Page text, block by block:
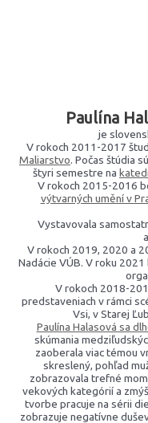
Paulína
je
V rokoch 2011-2017
Maliarstvo. Počas štúdia
štyri semestre na
V rokoch 2015-2016
výtvarných umění v
Vystavovala
V rokoch 2019, 2020 a
Nadácie VÚB. V roku
V rokoch 2018-
predstaveniach v rámci
Vsi, v Starej
Paulína Halasová sa
skúmania
zaoberala viac témou
skreslený, pohľad
zobrazovala trefné
vekových kategórií a
tvorbe pracuje na sérii
zobrazuje negatívne